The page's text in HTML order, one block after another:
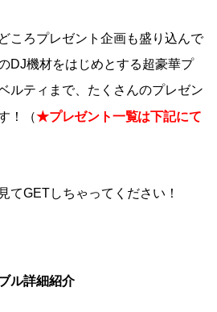
ころプレゼント企画も盛り込んで
DJ機材をはじめとする超豪華プ
ルティまで、たくさんのプレゼン
！（★プレゼント一覧は下記にて
てGETしちゃってください！
ル詳細紹介